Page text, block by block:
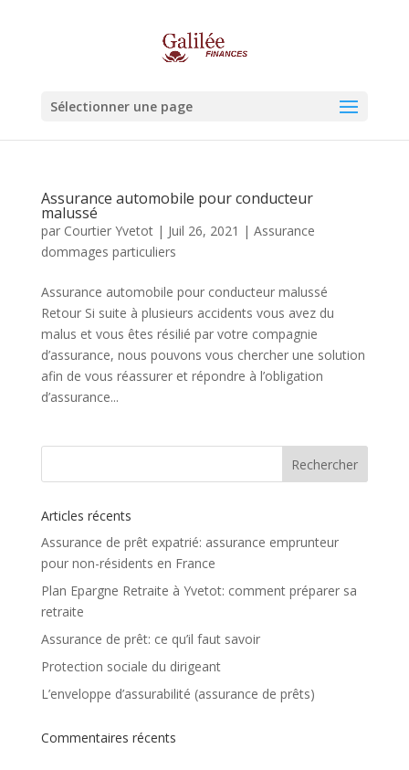
Sélectionner une page
Assurance automobile pour conducteur
malussé
par Courtier Yvetot| Juil 26, 2021 | Assurance
dommages particuliers
Assurance automobile pour conducteur malussé
Retour Si suite à plusieurs accidents vous avez du
malus et vous êtes résilié par votre compagnie
d’assurance, nous pouvons vous chercher une solution
afin de vous réassurer et répondre à l’obligation
d’assurance...
Articles récents
Assurance de prêt expatrié: assurance emprunteur
pour non-résidents en France
Plan Epargne Retraite à Yvetot: comment préparer sa
retraite
Assurance de prêt: ce qu’il faut savoir
Protection sociale du dirigeant
L’enveloppe d’assurabilité (assurance de prêts)
Commentaires récents